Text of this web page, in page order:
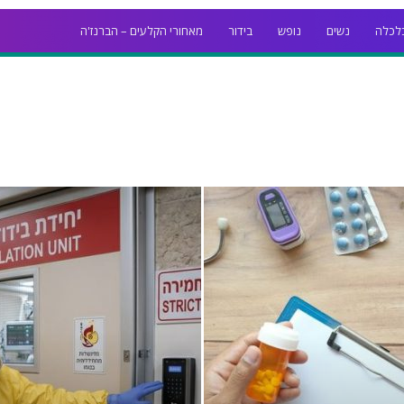
נשים נופש בידור מאחורי הקלעים – הברנז'ה